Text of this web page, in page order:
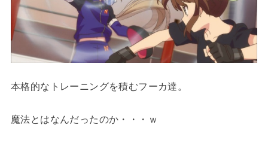
本格的なトレーニングを積むフーカ達。
魔法とはなんだったのか・・・ｗ